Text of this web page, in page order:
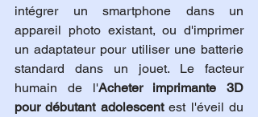
intégrer un smartphone dans un
appareil photo existant, ou d'imprimer
un adaptateur pour utiliser une batterie
standard dans un jouet. Le facteur
humain de l'Acheter imprimante 3D
pour débutant adolescent